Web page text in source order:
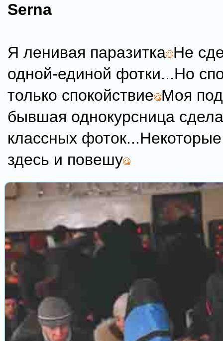
Serna
Я ленивая паразитка Не
одной-единой фотки...Но
только спокойствие Моя
бывшая однокурсница
классных
здесь и повешу